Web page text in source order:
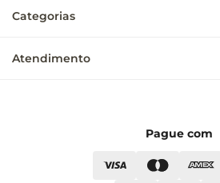
Categorias
Atendimento
Pague com